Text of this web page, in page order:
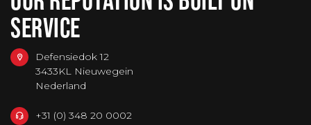
SERVICE
Defensiedok 12
3433KL Nieuwegein
Nederland
+31 (0) 348 20 0002